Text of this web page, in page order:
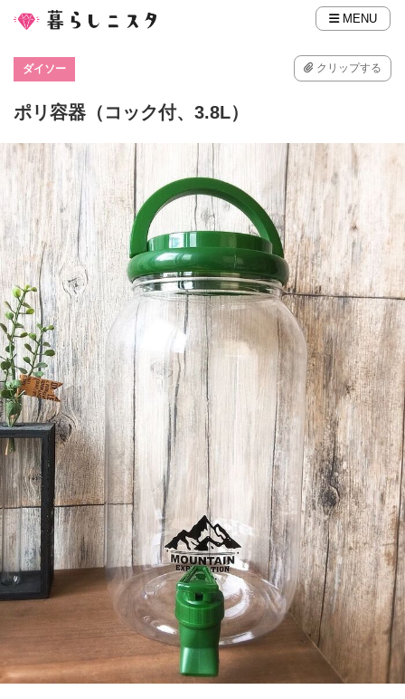
MENU
ダイソー クリップする
ポリ容器（コック付、3.8L）